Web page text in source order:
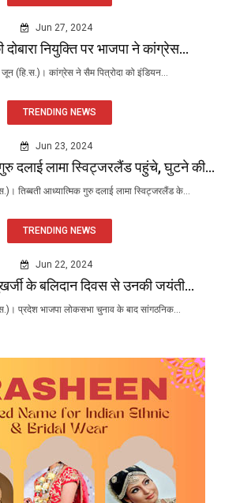
Jun 27, 2024
दोबारा नियुक्ति पर भाजपा ने कांग्रेस...
(हि.स.)। कांग्रेस ने सैम पित्रोदा को इंडियन...
TRENDING NEWS
Jun 23, 2024
गुरु दलाई लामा स्विट्जरलैंड पहुंचे, घुटने की...
तिब्बती आध्यात्मिक गुरु दलाई लामा स्विट्जरलैंड के...
TRENDING NEWS
Jun 22, 2024
के बलिदान दिवस से उनकी जयंती...
प्रदेश भाजपा लोकसभा चुनाव के बाद सांगठनिक...